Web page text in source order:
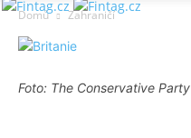
Domů Zahraničí
Foto: The Conservative Party